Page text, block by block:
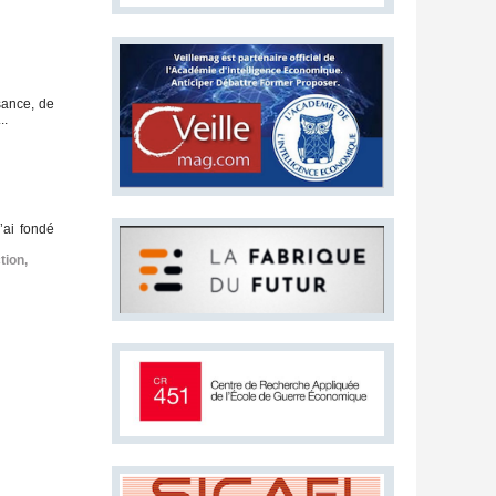
de
fondé
,